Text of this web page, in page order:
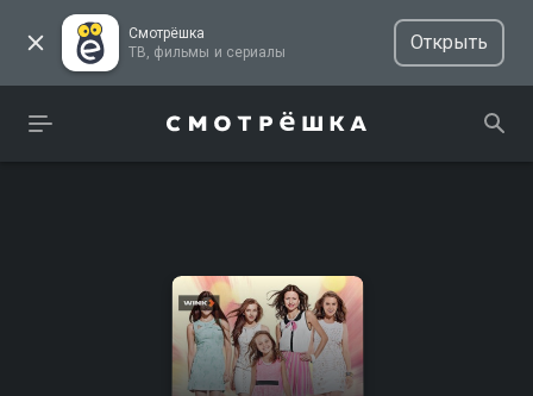
Смотрёшка
ТВ, фильмы и сериалы
Открыть